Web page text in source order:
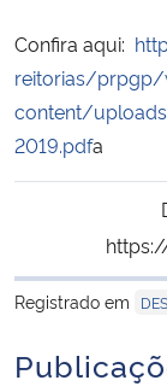
Advocacia-Geral da
Banco Central do Brasil
Planalto
Confira aqui:
reitorias/
content/
2019.pdfa
Registrado em